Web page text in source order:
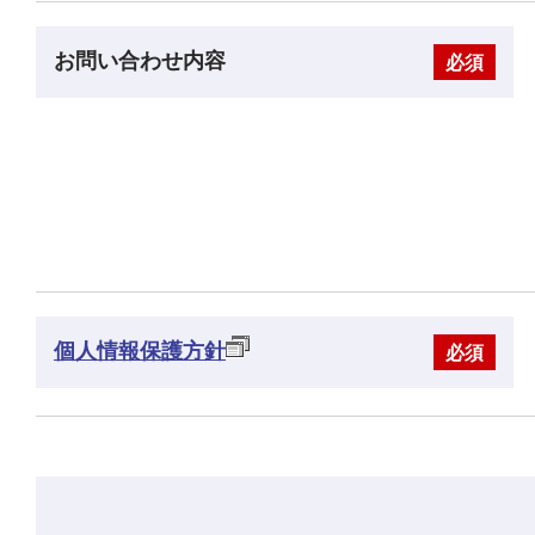
お問い合わせ内容 必須
個人情報保護方針 必須